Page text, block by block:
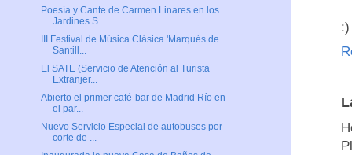
Poesía y Cante de Carmen Linares en los
Jardines S...
III Festival de Música Clásica 'Marqués de
Santill...
El SATE (Servicio de Atención al Turista
Extranjer...
Abierto el primer café-bar de Madrid Río en
el par...
Nuevo Servicio Especial de autobuses por
corte de ...